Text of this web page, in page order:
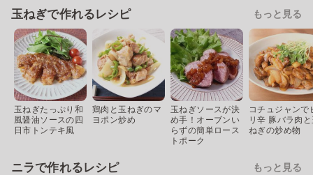
玉ねぎで作れるレシピ もっと見る
玉ねぎたっぷり和
風醤油ソースの四
日市トンテキ風
鶏肉と玉ねぎのマ
ヨポン炒め
玉ねぎソースが決
め手！オーブンい
らずの簡単ロース
トポーク
コチュジャンで
リ辛 豚バラ肉
ねぎの炒め物
ニラで作れるレシピ もっと見る